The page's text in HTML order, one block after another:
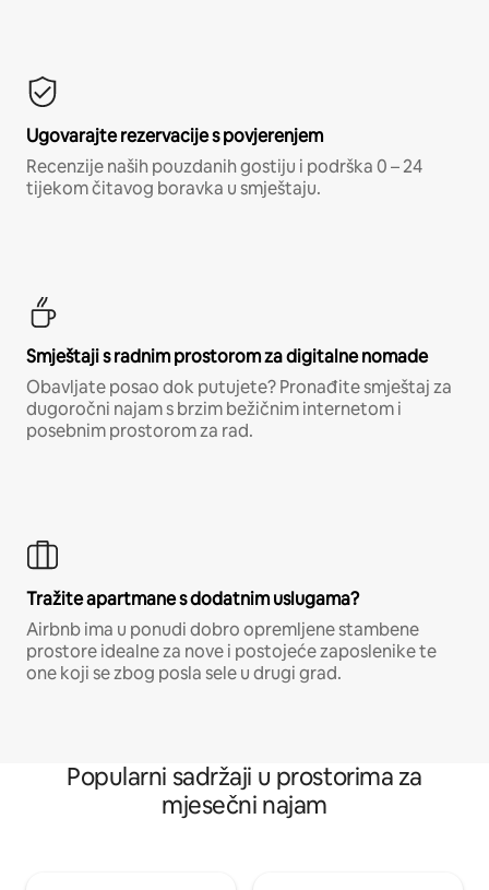
Ugovarajte rezervacije s povjerenjem
Recenzije naših pouzdanih gostiju i podrška 0 – 24
tijekom čitavog boravka u smještaju.
Smještaji s radnim prostorom za digitalne nomade
Obavljate posao dok putujete? Pronađite smještaj za
dugoročni najam s brzim bežičnim internetom i
posebnim prostorom za rad.
Tražite apartmane s dodatnim uslugama?
Airbnb ima u ponudi dobro opremljene stambene
prostore idealne za nove i postojeće zaposlenike te
one koji se zbog posla sele u drugi grad.
Popularni sadržaji u prostorima za
mjesečni najam